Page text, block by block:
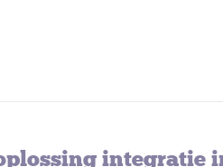
integratie